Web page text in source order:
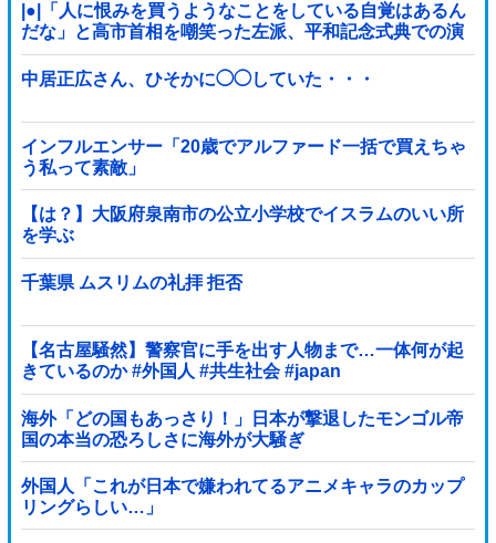
|●|「人に恨みを買うようなことをしている自覚はあるん
だな」と高市首相を嘲笑った左派、平和記念式典での演
説にケチを付けるも……
中居正広さん、ひそかに◯◯していた・・・
インフルエンサー「20歳でアルファード一括で買えちゃ
う私って素敵」
【は？】大阪府泉南市の公立小学校でイスラムのいい所
を学ぶ
千葉県 ムスリムの礼拝 拒否
【名古屋騒然】警察官に手を出す人物まで…一体何が起
きているのか #外国人 #共生社会 #japan
海外「どの国もあっさり！」日本が撃退したモンゴル帝
国の本当の恐ろしさに海外が大騒ぎ
外国人「これが日本で嫌われてるアニメキャラのカップ
リングらしい…」